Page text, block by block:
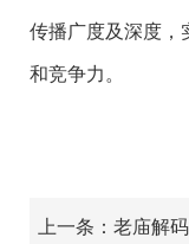
传播广度及深度，
和竞争力。
上一条：老庙解